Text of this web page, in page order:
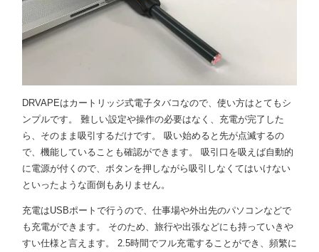
DRVAPEはカートリッジ式電子タバコなので、使い方はとてもシ
ンプルです。 難しい設定や操作の必要はなく、充電が完了した
ら、そのまま吸引するだけです。 吸い始めると先が点滅するの
で、機能していることも確認ができます。 吸引口を吸えば自動的
に電源が付くので、ボタンを押しながら吸引しなくてはいけない
といったような面倒もありません。
充電はUSBポートで行うので、仕事場や外出先のパソコンなどで
も充電ができます。 そのため、旅行や出張などにも持っていきや
すい仕様と言えます。 2.5時間でフル充電することができ、頻繁に